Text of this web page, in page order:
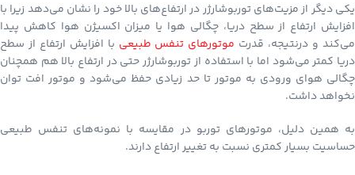
یکی دیگر از مزیت‌های توربوشارژر در ارتفاع‌های بالا خود را نشان می‌دهد زیرا با
افزایش ارتفاع از سطح دریا، چگالی هوا یا میزان اکسیژن هوا کاهش پیدا
می‌کند و درنتیجه، قدرت موتورهای تنفس طبیعی با افزایش ارتفاع از سطح
دریا کمتر می‌شود اما با استفاده از توربوشارژر حتی در ارتفاع بالا هم همچنان
چگالی هوای ورودی به موتور تا حد زیادی حفظ می‌شود و موتور افت توان
نخواهد داشت.
به همین دلیل، موتورهای توربو در مقایسه با نمونه‌های تنفس طبیعی
حساسیت بسیار کمتری نسبت به تغییر ارتفاع دارند.